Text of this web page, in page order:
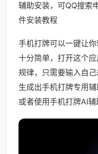
辅助安装，可QQ搜
件安装教程
手机打牌可以一键让
十分简单，打开这个
规律，只需要输入自
生成出手机打牌专用
或者使用手机打牌AI辅